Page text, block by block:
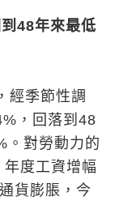
到48年來最低
經季節性調
，回落到48
。對勞動力的
度工資增幅
貨膨脹，今